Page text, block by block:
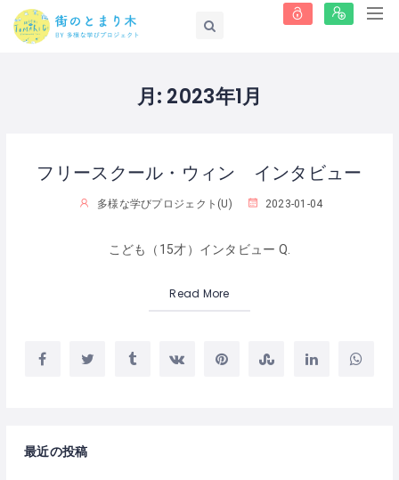
月: 2023年1月
フリースクール・ウィン インタビュー
多様な学びプロジェクト(U) 2023-01-04
こども（15才）インタビュー Q.
Read More
最近の投稿